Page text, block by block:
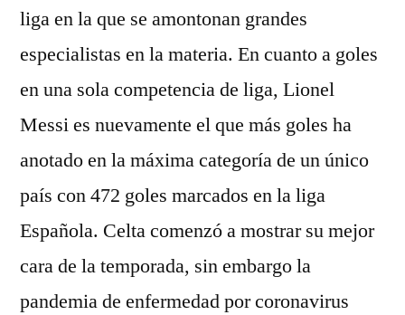
liga en la que se amontonan grandes
especialistas en la materia. En cuanto a goles
en una sola competencia de liga, Lionel
Messi es nuevamente el que más goles ha
anotado en la máxima categoría de un único
país con 472 goles marcados en la liga
Española. Celta comenzó a mostrar su mejor
cara de la temporada, sin embargo la
pandemia de enfermedad por coronavirus